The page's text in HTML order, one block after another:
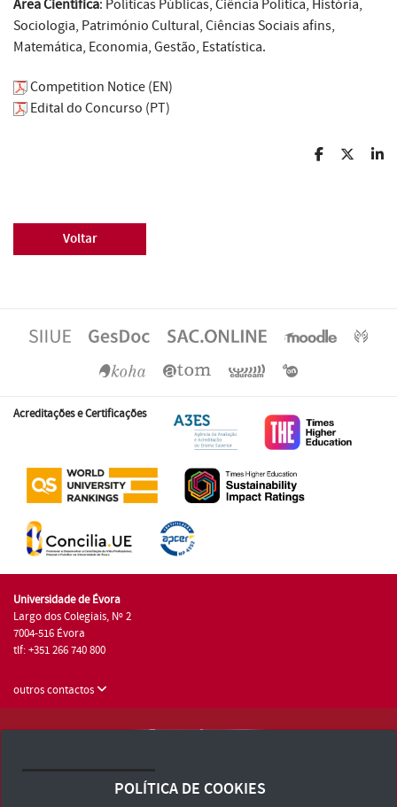
Área Científica: Políticas Públicas, Ciência Política, História,
Sociologia, Património Cultural, Ciências Sociais afins,
Matemática, Economia, Gestão, Estatística.
Competition Notice (EN)
Edital do Concurso (PT)
Voltar
Acreditações e Certificações
Universidade de Évora
Largo dos Colegiais, Nº 2
7004-516 Évora
tlf: +351 266 740 800
outros contactos
Consulte os Termos e Condições e Política de Privacidade
Declaração de Acessibilidade
POLÍTICA DE COOKIES